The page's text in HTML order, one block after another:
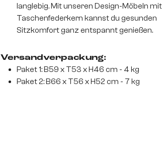
langlebig. Mit unseren Design-Möbeln mit
Taschenfederkern kannst du gesunden
Sitzkomfort ganz entspannt genießen.
Versandverpackung:
Paket 1: B59 x T53 x H46 cm - 4 kg
Paket 2: B66 x T56 x H52 cm - 7 kg